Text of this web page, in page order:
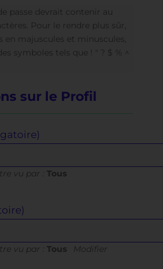
passe devrait contenir au
Pour le rendre plus sûr,
en majuscules et minuscules,
symboles tels que ! " ? $ % ^
sur le Profil
vu par : Tous
vu par : Tous Modifier